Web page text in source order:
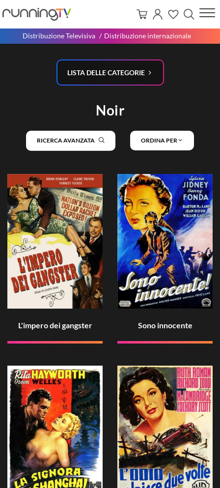
Distribuzione Televisiva Distribuzione internazionale
LISTA DELLE CATEGORIE
Noir
RICERCA AVANZATA ORDINA PER
L'impero dei gangster Sono innocente